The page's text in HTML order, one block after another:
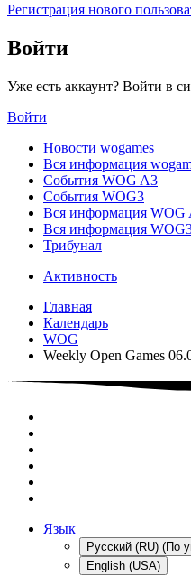
Регистрация нового
Войти
Уже есть аккаунт? Войти в
Войти
Новости wogames
Вся информация
События WOG A3
События WOG3
Вся информация WOG
Вся информация
Трибунал
Активность
Главная
Календарь
WOG
Weekly Open Games
Язык
Русский (RU) (По
English (USA)